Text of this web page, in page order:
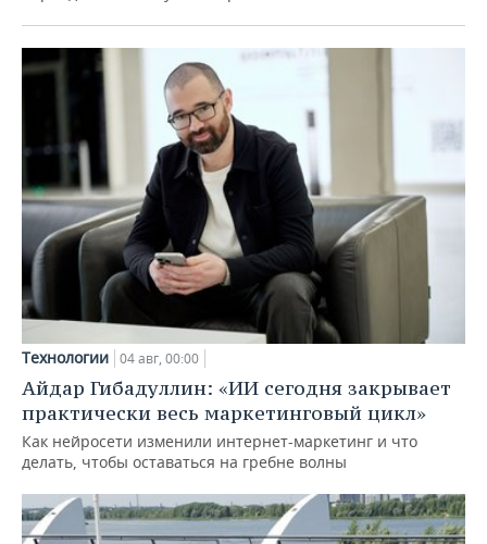
Технологии 04 авг, 00:00
Айдар Гибадуллин: «ИИ сегодня закрывает
практически весь маркетинговый цикл»
Как нейросети изменили интернет-маркетинг и что
делать, чтобы оставаться на гребне волны